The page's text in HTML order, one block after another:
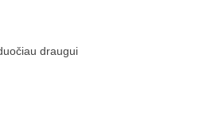
Malonus pojūtis ant odos
draugui